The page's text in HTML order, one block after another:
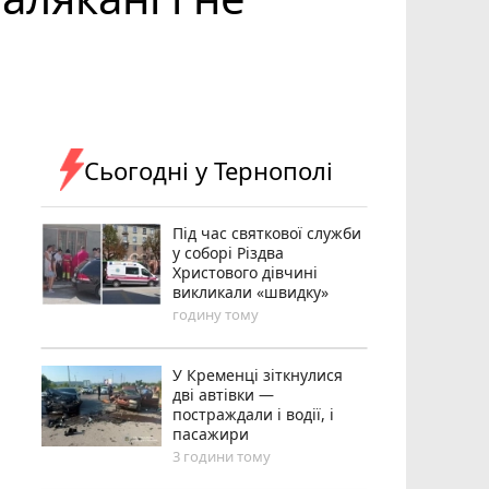
Сьогодні у Тернополі
Під час святкової служби
у соборі Різдва
Христового дівчині
викликали «швидку»
годину тому
У Кременці зіткнулися
дві автівки —
постраждали і водії, і
пасажири
3 години тому